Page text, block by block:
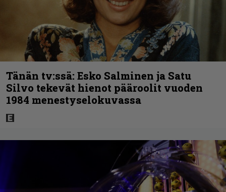
Tänän tv:ssä: Esko Salminen ja Satu
Silvo tekevät hienot pääroolit vuoden
1984 menestyselokuvassa